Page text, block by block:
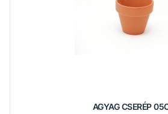
AGYAG CSERÉP